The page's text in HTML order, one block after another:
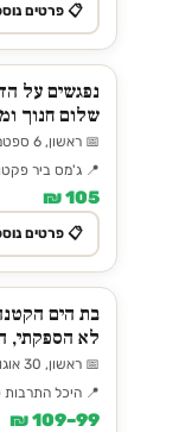
📋 פרטים
נפגשים על
שלום חנוך
📅 ראשון, 6 ספטמבר ⏰ 21:00
📍 ג'מס ביר
105 ₪
📋 פרטים
לא הספקתי,
📅 ראשון, 30 אוגוסט ⏰ 17:30
📍 היכל התרבות
99–109 ₪